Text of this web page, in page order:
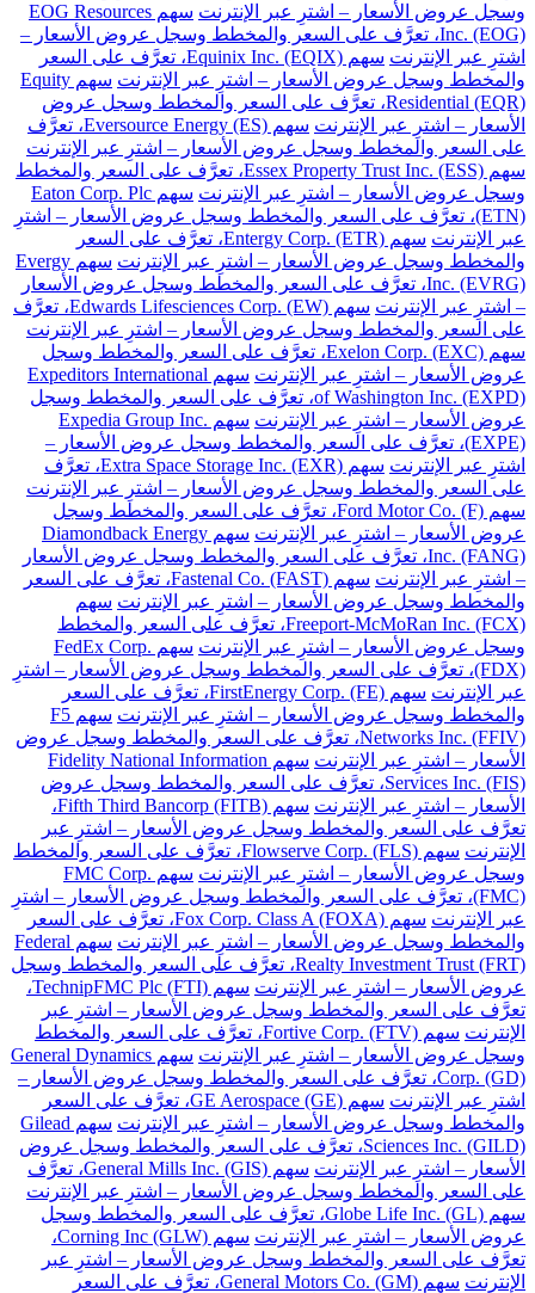
وسجل عروض الأسعار – اشترِ عبر الإنترنت
سهم EOG Resources
Inc. (EOG)، تعرَّف على السعر والمخطط وسجل عروض الأسعار –
اشترِ عبر الإنترنت
سهم Equinix Inc. (EQIX)، تعرَّف على السعر
والمخطط وسجل عروض الأسعار – اشترِ عبر الإنترنت
سهم Equity
Residential (EQR)، تعرَّف على السعر والمخطط وسجل عروض
الأسعار – اشترِ عبر الإنترنت
سهم Eversource Energy (ES)، تعرَّف
على السعر والمخطط وسجل عروض الأسعار – اشترِ عبر الإنترنت
سهم Essex Property Trust Inc. (ESS)، تعرَّف على السعر والمخطط
وسجل عروض الأسعار – اشترِ عبر الإنترنت
سهم Eaton Corp. Plc
(ETN)، تعرَّف على السعر والمخطط وسجل عروض الأسعار – اشترِ
عبر الإنترنت
سهم Entergy Corp. (ETR)، تعرَّف على السعر
والمخطط وسجل عروض الأسعار – اشترِ عبر الإنترنت
سهم Evergy
Inc. (EVRG)، تعرَّف على السعر والمخطط وسجل عروض الأسعار
– اشترِ عبر الإنترنت
سهم Edwards Lifesciences Corp. (EW)، تعرَّف
على السعر والمخطط وسجل عروض الأسعار – اشترِ عبر الإنترنت
سهم Exelon Corp. (EXC)، تعرَّف على السعر والمخطط وسجل
عروض الأسعار – اشترِ عبر الإنترنت
سهم Expeditors International
of Washington Inc. (EXPD)، تعرَّف على السعر والمخطط وسجل
عروض الأسعار – اشترِ عبر الإنترنت
سهم Expedia Group Inc.
(EXPE)، تعرَّف على السعر والمخطط وسجل عروض الأسعار –
اشترِ عبر الإنترنت
سهم Extra Space Storage Inc. (EXR)، تعرَّف
على السعر والمخطط وسجل عروض الأسعار – اشترِ عبر الإنترنت
سهم Ford Motor Co. (F)، تعرَّف على السعر والمخطط وسجل
عروض الأسعار – اشترِ عبر الإنترنت
سهم Diamondback Energy
Inc. (FANG)، تعرَّف على السعر والمخطط وسجل عروض الأسعار
– اشترِ عبر الإنترنت
سهم Fastenal Co. (FAST)، تعرَّف على السعر
والمخطط وسجل عروض الأسعار – اشترِ عبر الإنترنت سهم
Freeport-McMoRan Inc. (FCX)، تعرَّف على السعر والمخطط
وسجل عروض الأسعار – اشترِ عبر الإنترنت
سهم FedEx Corp.
(FDX)، تعرَّف على السعر والمخطط وسجل عروض الأسعار – اشترِ
عبر الإنترنت
سهم FirstEnergy Corp. (FE)، تعرَّف على السعر
والمخطط وسجل عروض الأسعار – اشترِ عبر الإنترنت
سهم F5
Networks Inc. (FFIV)، تعرَّف على السعر والمخطط وسجل عروض
الأسعار – اشترِ عبر الإنترنت
سهم Fidelity National Information
Services Inc. (FIS)، تعرَّف على السعر والمخطط وسجل عروض
الأسعار – اشترِ عبر الإنترنت
سهم Fifth Third Bancorp (FITB)،
تعرَّف على السعر والمخطط وسجل عروض الأسعار – اشترِ عبر
الإنترنت
سهم Flowserve Corp. (FLS)، تعرَّف على السعر والمخطط
وسجل عروض الأسعار – اشترِ عبر الإنترنت
سهم FMC Corp.
(FMC)، تعرَّف على السعر والمخطط وسجل عروض الأسعار – اشترِ
عبر الإنترنت
سهم Fox Corp. Class A (FOXA)، تعرَّف على السعر
والمخطط وسجل عروض الأسعار – اشترِ عبر الإنترنت
سهم Federal
Realty Investment Trust (FRT)، تعرَّف على السعر والمخطط وسجل
عروض الأسعار – اشترِ عبر الإنترنت
سهم TechnipFMC Plc (FTI)،
تعرَّف على السعر والمخطط وسجل عروض الأسعار – اشترِ عبر
الإنترنت
سهم Fortive Corp. (FTV)، تعرَّف على السعر والمخطط
وسجل عروض الأسعار – اشترِ عبر الإنترنت
سهم General Dynamics
Corp. (GD)، تعرَّف على السعر والمخطط وسجل عروض الأسعار –
اشترِ عبر الإنترنت
سهم GE Aerospace (GE)، تعرَّف على السعر
والمخطط وسجل عروض الأسعار – اشترِ عبر الإنترنت
سهم Gilead
Sciences Inc. (GILD)، تعرَّف على السعر والمخطط وسجل عروض
الأسعار – اشترِ عبر الإنترنت
سهم General Mills Inc. (GIS)، تعرَّف
على السعر والمخطط وسجل عروض الأسعار – اشترِ عبر الإنترنت
سهم Globe Life Inc. (GL)، تعرَّف على السعر والمخطط وسجل
عروض الأسعار – اشترِ عبر الإنترنت
سهم Corning Inc (GLW)،
تعرَّف على السعر والمخطط وسجل عروض الأسعار – اشترِ عبر
الإنترنت
سهم General Motors Co. (GM)، تعرَّف على السعر